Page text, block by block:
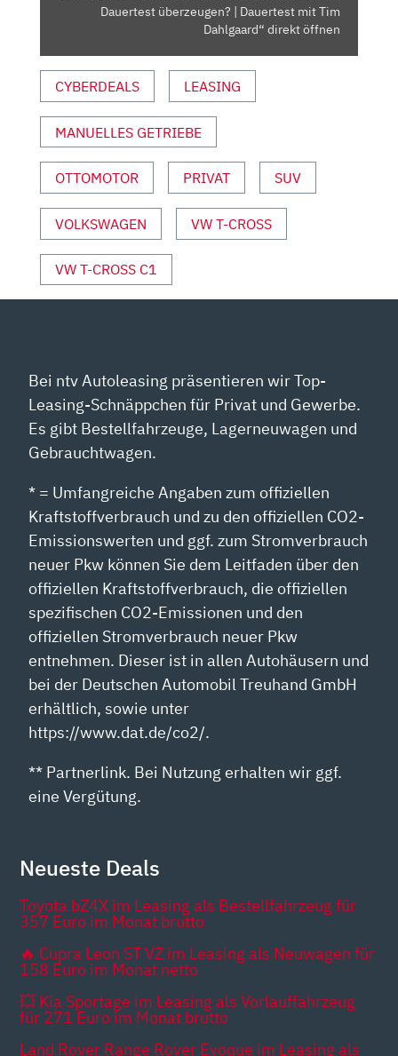
ÜBERZEUGEN?
DAUERTEST
MIT
DAHLGAARD“
VON
YOUTUBE
ANZEIGEN
Dauertest überzeugen? | Dauertest mit Tim
Dahlgaard“ direkt öffnen
CYBERDEALS LEASING
MANUELLES GETRIEBE
OTTOMOTOR PRIVAT SUV
VOLKSWAGEN VW T-CROSS
VW T-CROSS C1
Bei ntv Autoleasing präsentieren wir Top-
Leasing-Schnäppchen für Privat und Gewerbe.
Es gibt Bestellfahrzeuge, Lagerneuwagen und
Gebrauchtwagen.
* = Umfangreiche Angaben zum offiziellen
Kraftstoffverbrauch und zu den offiziellen CO2-
Emissionswerten und ggf. zum Stromverbrauch
neuer Pkw können Sie dem Leitfaden über den
offiziellen Kraftstoffverbrauch, die offiziellen
spezifischen CO2-Emissionen und den
offiziellen Stromverbrauch neuer Pkw
entnehmen. Dieser ist in allen Autohäusern und
bei der Deutschen Automobil Treuhand GmbH
erhältlich, sowie unter
https://www.dat.de/co2/.
** Partnerlink. Bei Nutzung erhalten wir ggf.
eine Vergütung.
Neueste Deals
Toyota bZ4X im Leasing als Bestellfahrzeug für
357 Euro im Monat brutto
🔥 Cupra Leon ST VZ im Leasing als Neuwagen für
158 Euro im Monat netto
💥 Kia Sportage im Leasing als Vorlauffahrzeug
für 271 Euro im Monat brutto
Land Rover Range Rover Evoque im Leasing als